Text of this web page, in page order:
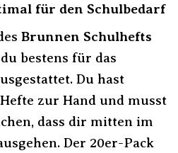
für den Schulbedarf
Brunnen Schulhefts
bestens für das
Du hast
zur Hand und musst
dass dir mitten im
Der 20er-Pack